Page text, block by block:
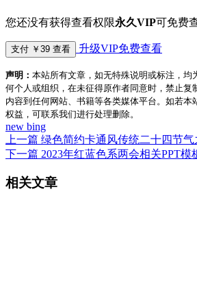
您还没有获得查看权限永久VIP可免费
支付 ￥39 查看 升级VIP免费查看
声明： 本站所有文章，如无特殊说明或标注，均
何个人或组织，在未征得原作者同意时，禁止复
内容到任何网站、书籍等各类媒体平台。如若本
权益，可联系我们进行处理删除。
new bing
上一篇 绿色简约卡通风传统二十四节气
下一篇 2023年红蓝色系两会相关PPT模
相关文章